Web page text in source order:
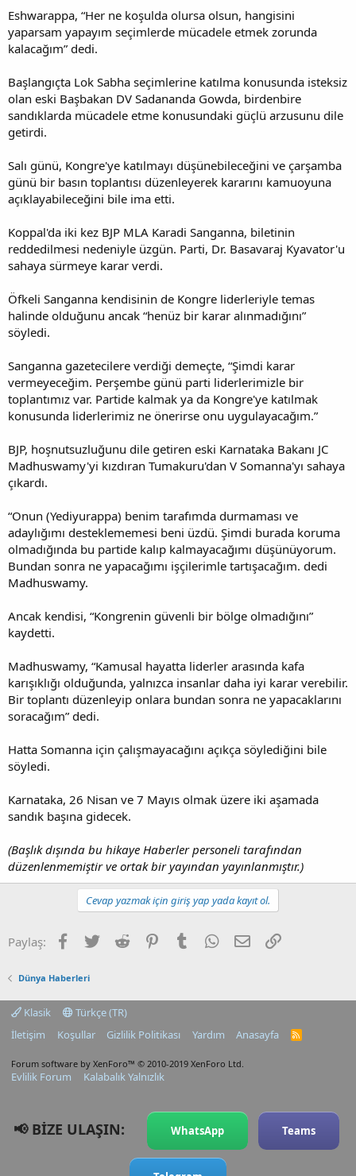
Eshwarappa, “Her ne koşulda olursa olsun, hangisini
yaparsam yapayım seçimlerde mücadele etmek zorunda
kalacağım” dedi.
Başlangıçta Lok Sabha seçimlerine katılma konusunda isteksiz
olan eski Başbakan DV Sadananda Gowda, birdenbire
sandıklarda mücadele etme konusundaki güçlü arzusunu dile
getirdi.
Salı günü, Kongre'ye katılmayı düşünebileceğini ve çarşamba
günü bir basın toplantısı düzenleyerek kararını kamuoyuna
açıklayabileceğini bile ima etti.
Koppal'da iki kez BJP MLA Karadi Sanganna, biletinin
reddedilmesi nedeniyle üzgün. Parti, Dr. Basavaraj Kyavator'u
sahaya sürmeye karar verdi.
Öfkeli Sanganna kendisinin de Kongre liderleriyle temas
halinde olduğunu ancak “henüz bir karar alınmadığını”
söyledi.
Sanganna gazetecilere verdiği demeçte, “Şimdi karar
vermeyeceğim. Perşembe günü parti liderlerimizle bir
toplantımız var. Partide kalmak ya da Kongre'ye katılmak
konusunda liderlerimiz ne önerirse onu uygulayacağım.”
BJP, hoşnutsuzluğunu dile getiren eski Karnataka Bakanı JC
Madhuswamy'yi kızdıran Tumakuru'dan V Somanna'yı sahaya
çıkardı.
“Onun (Yediyurappa) benim tarafımda durmaması ve
adaylığımı desteklememesi beni üzdü. Şimdi burada koruma
olmadığında bu partide kalıp kalmayacağımı düşünüyorum.
Bundan sonra ne yapacağımı işçilerimle tartışacağım. dedi
Madhuswamy.
Ancak kendisi, “Kongrenin güvenli bir bölge olmadığını”
kaydetti.
Madhuswamy, “Kamusal hayatta liderler arasında kafa
karışıklığı olduğunda, yalnızca insanlar daha iyi karar verebilir.
Bir toplantı düzenleyip onlara bundan sonra ne yapacaklarını
soracağım” dedi.
Hatta Somanna için çalışmayacağını açıkça söylediğini bile
söyledi.
Karnataka, 26 Nisan ve 7 Mayıs olmak üzere iki aşamada
sandık başına gidecek.
(Başlık dışında bu hikaye Haberler personeli tarafından
düzenlenmemiştir ve ortak bir yayından yayınlanmıştır.)
Cevap yazmak için giriş yap yada kayıt ol.
Paylaş: Facebook
TwitterReddit PinterestTumblrWhatsApp
E-postaLink
Dünya Haberleri
Klasik
Türkçe (TR)
İletişim
Koşullar Gizlilik Politikası Yardım Anasayfa
R
Forum software by XenForo™ © 2010-2019 XenForo Ltd.
Evlilik Forum Kalabalık Yalnızlık
📢 BİZE ULAŞIN: WhatsApp Teams